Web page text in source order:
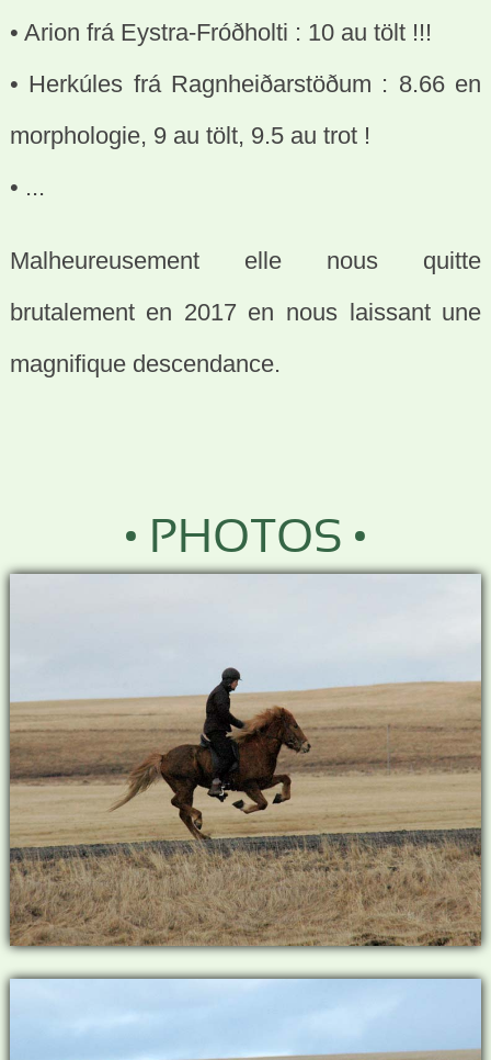
• Arion frá Eystra-Fróðholti : 10 au tölt !!!
• Herkúles frá Ragnheiðarstöðum : 8.66 en
morphologie, 9 au tölt, 9.5 au trot !
• ...
Malheureusement elle nous quitte
brutalement en 2017 en nous laissant une
magnifique descendance.
• PHOTOS •